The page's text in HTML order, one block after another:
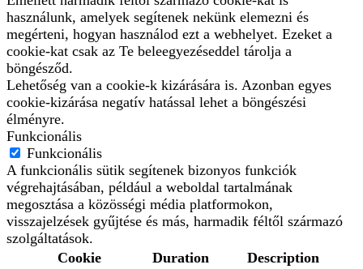
használunk, amelyek segítenek nekünk elemezni és
megérteni, hogyan használod ezt a webhelyet. Ezeket a
cookie-kat csak az Te beleegyezéseddel tárolja a
böngésződ.
Lehetőség van a cookie-k kizárására is. Azonban egyes
cookie-kizárása negatív hatással lehet a böngészési
élményre.
Funkcionális
Funkcionális
A funkcionális sütik segítenek bizonyos funkciók
végrehajtásában, például a weboldal tartalmának
megosztása a közösségi média platformokon,
visszajelzések gyűjtése és más, harmadik féltől származó
szolgáltatások.
Cookie
Duration Description